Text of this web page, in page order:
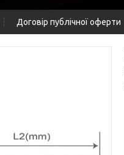
Договір публічної оферти